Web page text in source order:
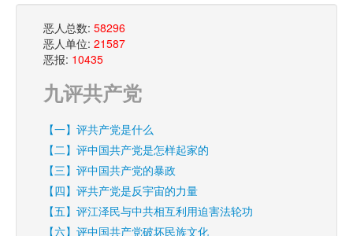
恶人总数: 58296
恶人单位: 21587
恶报: 10435
九评共产党
【一】评共产党是什么
【二】评中国共产党是怎样起家的
【三】评中国共产党的暴政
【四】评共产党是反宇宙的力量
【五】评江泽民与中共相互利用迫害法轮功
【六】评中国共产党破坏民族文化